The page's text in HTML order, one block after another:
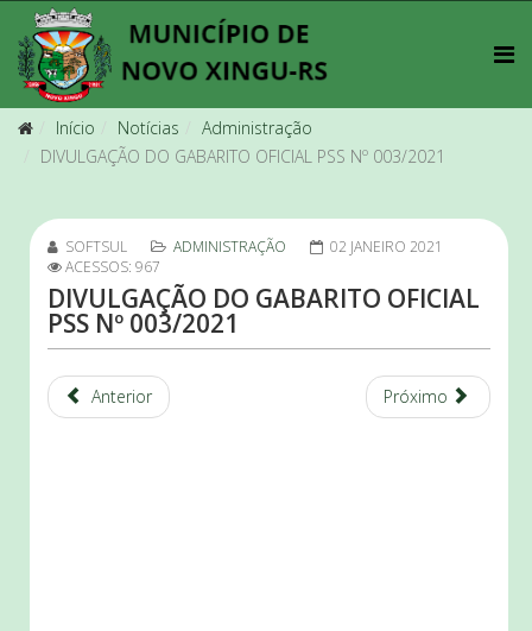
Início Notícias
Administração
DIVULGAÇÃO DO GABARITO OFICIAL PSS Nº 003/2021
SOFTSUL ADMINISTRAÇÃO
02 JANEIRO 2021
ACESSOS: 967
DIVULGAÇÃO DO GABARITO OFICIAL
PSS Nº 003/2021
Anterior Próximo